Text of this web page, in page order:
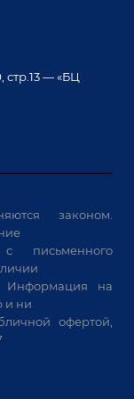
стр.13 — «БЦ
законом.
письменного
. Информация на
и ни
офертой,